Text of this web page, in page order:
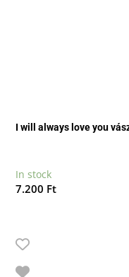
I will always love you
In stock
7.200 Ft